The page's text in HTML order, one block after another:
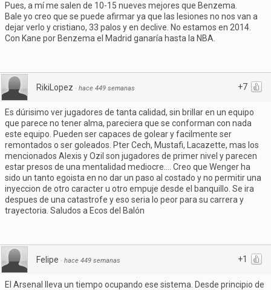
Pues, a mí me salen de 10-15 nueves mejores que Benzema.
Bale yo creo que se puede afirmar ya que las lesiones no nos van a
dejar verlo y cristiano, 33 palos y en declive. No estamos en 2014.
Con Kane por Benzema el Madrid ganaría hasta la NBA.
+7
RikiLopez · hace 449 semanas
Es dúrisimo ver jugadores de tanta calidad, sin brillar en un equipo
que parece no tener alma, pareciera que se conforman con nada
este equipo. Pueden ser capaces de golear y facilmente ser
remontados o ser goleados. Pter Cech, Mustafi, Lacazette, mas los
mencionados Alexis y Ozil son jugadores de primer nivel y parecen
estar presos de una mentalidad mediocre.... Creo que Wenger ha
sido un tanto egoista en no dar un paso al costado y no permitir una
inyeccion de otro caracter u otro empuje desde el banquillo. Se ira
despues de una catastrofe y eso seria lo peor para su carrera y
trayectoria. Saludos a Ecos del Balón
+1
Felipe · hace 449 semanas
El Arsenal lleva un tiempo ocupando ese sistema. Desde principio de